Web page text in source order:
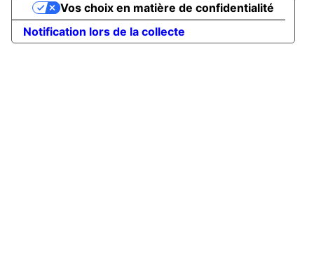
Notification lors de la collecte
Vos choix en matière de confidentialité